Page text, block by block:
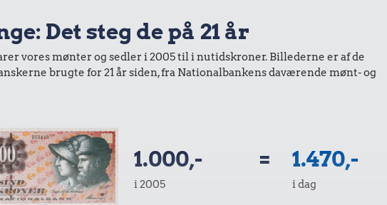
14 kr.
1 liter mælk
0,99 kr.
Det steg de på 21 år
vores mønter og sedler i 2005 til i nutidskroner. Billederne er af de
brugte for 21 år siden, fra Nationalbankens daværende mønt- og
1.000,-
i 2005
= 1.470,-
i dag